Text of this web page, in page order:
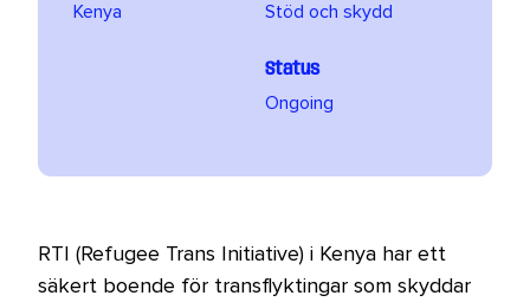
Kenya Stöd och skydd
Status
Ongoing
RTI (Refugee Trans Initiative) i Kenya har ett
säkert boende för transflyktingar som skyddar